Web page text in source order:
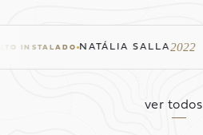
INSTALADO NATÁLIA SALLA2022
ver todos